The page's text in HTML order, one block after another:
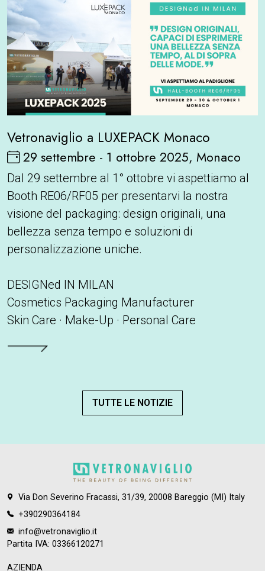
Vetronaviglio a LUXEPACK Monaco
29 settembre - 1 ottobre 2025, Monaco
Dal 29 settembre al 1° ottobre vi aspettiamo al
Booth RE06/RF05 per presentarvi la nostra
visione del packaging: design originali, una
bellezza senza tempo e soluzioni di
personalizzazione uniche.
DESIGNed IN MILAN
Cosmetics Packaging Manufacturer
Skin Care · Make-Up · Personal Care
Leggi tutto
TUTTE LE NOTIZIE
Via Don Severino Fracassi, 31/39, 20008 Bareggio (MI) Italy
+390290364184
info@vetronaviglio.it
Partita IVA: 03366120271
AZIENDA